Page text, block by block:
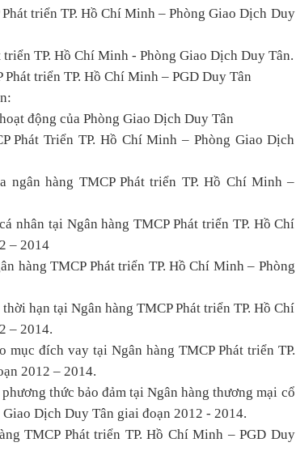
triển TP. Hồ Chí Minh – Phòng Giao Dịch Duy
TP. Hồ Chí Minh - Phòng Giao Dịch Duy Tân.
triển TP. Hồ Chí Minh – PGD Duy Tân
động của Phòng Giao Dịch Duy Tân
Phát Triển TP. Hồ Chí Minh – Phòng Giao Dịch
ngân hàng TMCP Phát triển TP. Hồ Chí Minh –
nhân tại Ngân hàng TMCP Phát triển TP. Hồ Chí
– 2014
hàng TMCP Phát triển TP. Hồ Chí Minh – Phòng
hạn tại Ngân hàng TMCP Phát triển TP. Hồ Chí
– 2014.
mục đích vay tại Ngân hàng TMCP Phát triển TP.
2012 – 2014.
thức bảo đảm tại Ngân hàng thương mại cổ
Dịch Duy Tân giai đoạn 2012 - 2014.
TMCP Phát triển TP. Hồ Chí Minh – PGD Duy